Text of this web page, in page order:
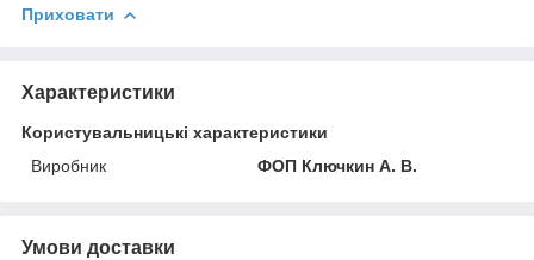
Приховати
Характеристики
Користувальницькі характеристики
Виробник
ФОП Ключкин А. В.
Умови доставки